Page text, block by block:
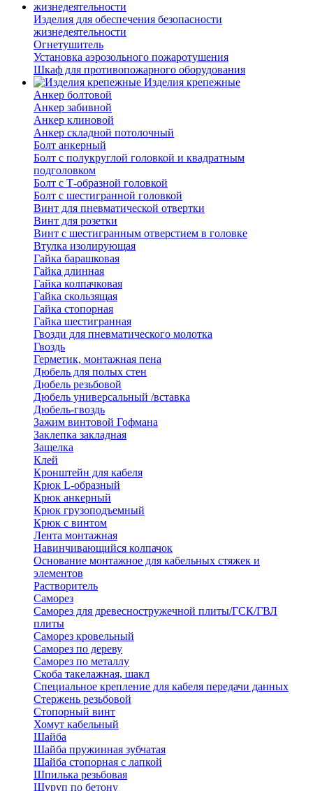
Изделия для обеспечения безопасности
жизнедеятельности
Огнетушитель
Установка аэрозольного пожаротушения
Шкаф для противопожарного оборудования
Изделия крепежные
Анкер болтовой
Анкер забивной
Анкер клиновой
Анкер складной потолочный
Болт анкерный
Болт с полукруглой головкой и квадратным
подголовком
Болт с Т-образной головкой
Болт с шестигранной головкой
Винт для пневматической отвертки
Винт для розетки
Винт с шестигранным отверстием в головке
Втулка изолирующая
Гайка барашковая
Гайка длинная
Гайка колпачковая
Гайка скользящая
Гайка стопорная
Гайка шестигранная
Гвозди для пневматического молотка
Гвоздь
Герметик, монтажная пена
Дюбель для полых стен
Дюбель резьбовой
Дюбель универсальный /вставка
Дюбель-гвоздь
Зажим винтовой Гофмана
Заклепка закладная
Защелка
Клей
Кронштейн для кабеля
Крюк L-образный
Крюк анкерный
Крюк грузоподъемный
Крюк с винтом
Лента монтажная
Навинчивающийся колпачок
Основание монтажное для кабельных стяжек и
элементов
Растворитель
Саморез
Саморез для древесностружечной плиты/ГСК/ГВЛ
плиты
Саморез кровельный
Саморез по дереву
Саморез по металлу
Скоба такелажная, шакл
Специальное крепление для кабеля передачи данных
Стержень резьбовой
Стопорный винт
Хомут кабельный
Шайба
Шайба пружинная зубчатая
Шайба стопорная с лапкой
Шпилька резьбовая
Шуруп по бетону